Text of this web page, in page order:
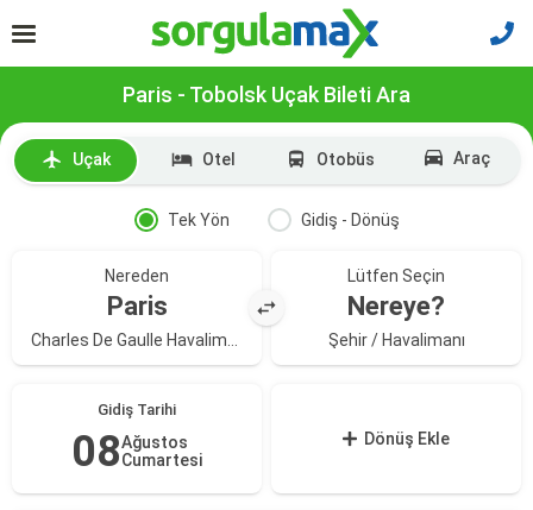
Paris - Tobolsk Uçak Bileti Ara
Uçak Otel Otobüs Araç
Tek Yön Gidiş - Dönüş
Nereden
Paris
Lütfen Seçin
Nereye?
Şehir / Havalimanı
Gidiş Tarihi
08Ağustos
Cumartesi
Dönüş Ekle